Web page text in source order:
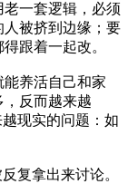
一套逻辑，必须
被挤到边缘；要
跟着一起改。
养活自己和家
反而越来越
现实的问题：如
复拿出来讨论。